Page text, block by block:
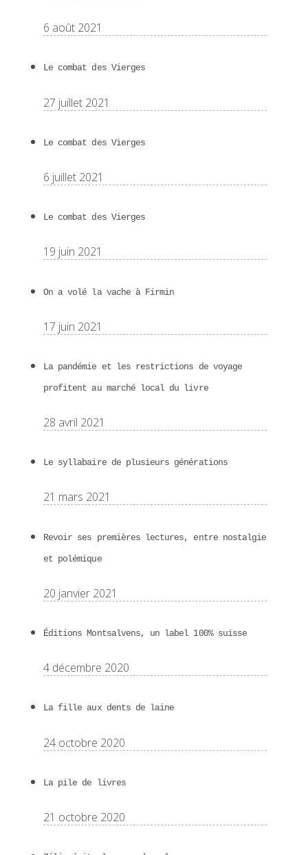
6 août 2021
Le combat des Vierges
27 juillet 2021
Le combat des Vierges
6 juillet 2021
Le combat des Vierges
19 juin 2021
On a volé la vache à Firmin
17 juin 2021
La pandémie et les restrictions de voyage
profitent au marché local du livre
28 avril 2021
Le syllabaire de plusieurs générations
21 mars 2021
Revoir ses premières lectures, entre nostalgie
et polémique
20 janvier 2021
Éditions Montsalvens, un label 100% suisse
4 décembre 2020
La fille aux dents de laine
24 octobre 2020
La pile de livres
21 octobre 2020